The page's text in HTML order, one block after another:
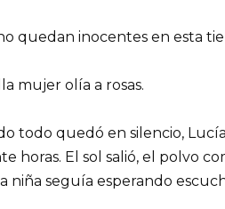
quedan inocentes en esta
mujer olía a rosas.
todo quedó en silencio,
horas. El sol salió, el polvo
niña seguía esperando